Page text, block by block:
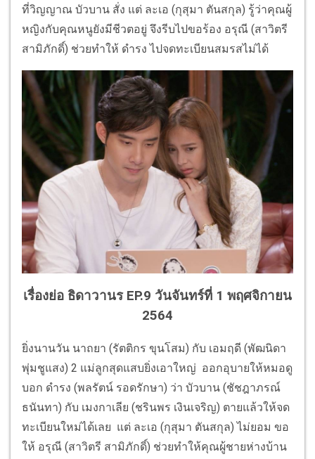
ที่วิญญาณ บัวบาน สั่ง แต่ ละเอ (กุสุมา ตันสกุล) รู้ว่าคุณผู้
หญิงกับคุณหนูยังมีชีวตอยู่ จึงรีบไปขอร้อง อรุณี (สาวิตรี
สามิภักดิ์) ช่วยทำให้ ดำรง ไปจดทะเบียนสมรสไม่ได้
เรื่องย่อ ธิดาวานร EP.9 วันจันทร์ที่ 1 พฤศจิกายน
2564
ยิ่งนานวัน นาถยา (รัตติกร ขุนโสม) กับ เอมฤดี (พัฒนิดา
พุ่มชูแสง) 2 แม่ลูกสุดแสบยิ่งเอาใหญ่ ออกอุบายให้หมอดู
บอก ดำรง (พลรัตน์ รอดรักษา) ว่า บัวบาน (ชัชฎาภรณ์
ธนันทา) กับ เมงกาเลีย (ชรินพร เงินเจริญ) ตายแล้วให้จด
ทะเบียนใหม่ได้เลย แต่ ละเอ (กุสุมา ตันสกุล) ไม่ยอม ขอ
ให้ อรุณี (สาวิตรี สามิภักดิ์) ช่วยทำให้คุณผู้ชายห่างบ้าน